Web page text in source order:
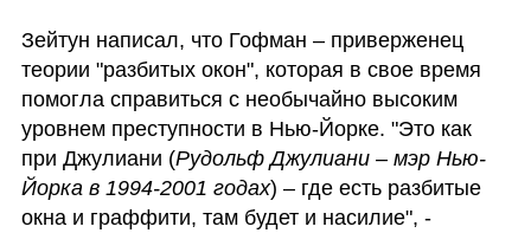
Зейтун написал, что Гофман – приверженец
теории "разбитых окон", которая в свое время
помогла справиться с необычайно высоким
уровнем преступности в Нью-Йорке. "Это как
при Джулиани (Рудольф Джулиани – мэр Нью-
Йорка в 1994-2001 годах) – где есть разбитые
окна и граффити, там будет и насилие", -